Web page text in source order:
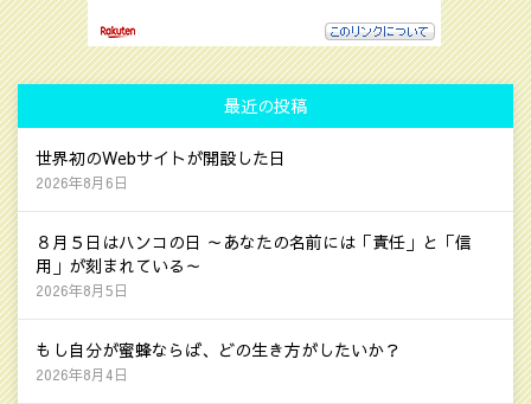
最近の投稿
世界初のWebサイトが開設した日
2026年8月6日
８月５日はハンコの日 ～あなたの名前には「責任」と「信
用」が刻まれている～
2026年8月5日
もし自分が蜜蜂ならば、どの生き方がしたいか？
2026年8月4日